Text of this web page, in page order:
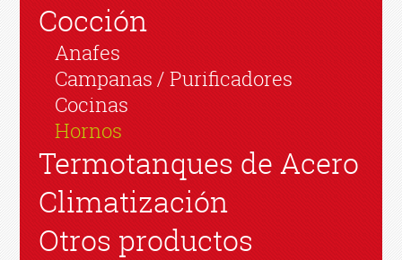
Cocción
Anafes
Campanas / Purificadores
Cocinas
Hornos
Termotanques de Acero
Climatización
Otros productos